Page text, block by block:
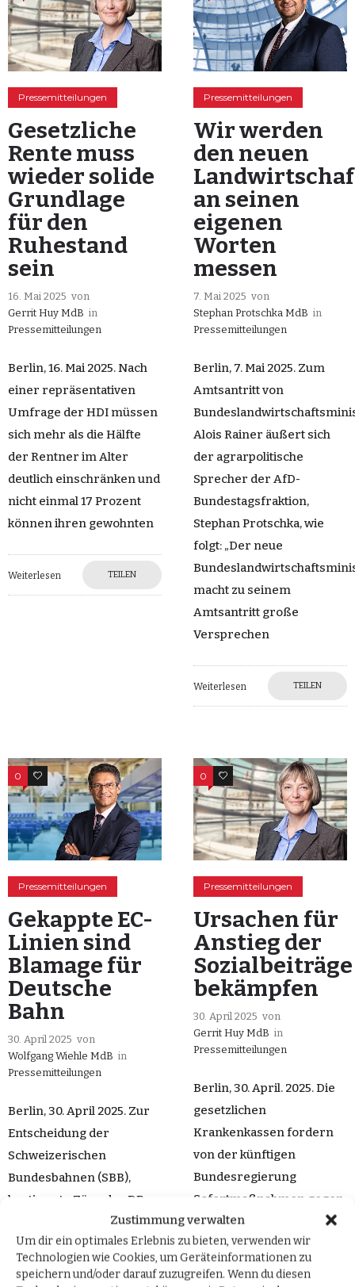
Zustimmung verwalten
Um dir ein optimales Erlebnis zu bieten, verwenden wir
Technologien wie Cookies, um Geräteinformationen zu
speichern und/oder darauf zuzugreifen. Wenn du diesen
Pressemitteilungen
Gesetzliche
Rente muss
wieder solide
Grundlage
für den
Ruhestand
sein
16. Mai 2025 von
Gerrit Huy MdB in
Pressemitteilungen
Berlin, 16. Mai 2025. Nach
einer repräsentativen
Umfrage der HDI müssen
sich mehr als die Hälfte
der Rentner im Alter
deutlich einschränken und
nicht einmal 17 Prozent
können ihren gewohnten
Weiterlesen TEILEN
Pressemitteilungen
Wir werden
den neuen
an seinen
eigenen
Worten
messen
7. Mai 2025 von
Stephan Protschka MdB in
Pressemitteilungen
Berlin, 7. Mai 2025. Zum
Amtsantritt von
Alois Rainer äußert sich
der agrarpolitische
Sprecher der AfD-
Bundestagsfraktion,
Stephan Protschka, wie
folgt: „Der neue
macht zu seinem
Amtsantritt große
Versprechen
Weiterlesen TEILEN
0 0
Pressemitteilungen
Gekappte EC-
Linien sind
Blamage für
Deutsche
Bahn
30. April 2025 von
Wolfgang Wiehle MdB in
Pressemitteilungen
Berlin, 30. April 2025. Zur
Entscheidung der
Schweizerischen
Bundesbahnen (SBB),
bestimmte Züge der DB
AG aufgrund ständiger
Verspätungen künftig in
Basel enden zu lassen, teilt
0 0
Pressemitteilungen
Ursachen für
Anstieg der
Sozialbeiträge
bekämpfen
30. April 2025 von
Gerrit Huy MdB in
Pressemitteilungen
Berlin, 30. April. 2025. Die
gesetzlichen
Krankenkassen fordern
von der künftigen
Bundesregierung
Sofortmaßnahmen gegen
steigende Sozialbeiträge.
Die neue
Bundesregierung müsse